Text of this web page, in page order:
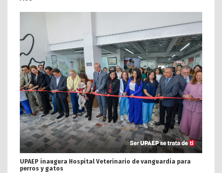
UPAEP inaugura Hospital Veterinario de vanguardia para
perros y gatos